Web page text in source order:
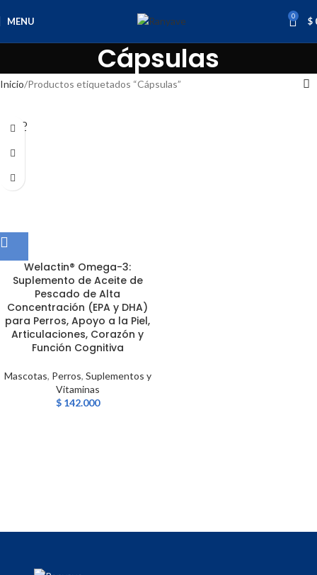
MENU 0 $
Cápsulas
Inicio Productos etiquetados “Cápsulas”
SOLD
OUT
Welactin® Omega-3:
Suplemento de Aceite de
Pescado de Alta
Concentración (EPA y DHA)
para Perros, Apoyo a la Piel,
Articulaciones, Corazón y
Función Cognitiva
Mascotas, Perros, Suplementos y
Vitaminas
$142.000